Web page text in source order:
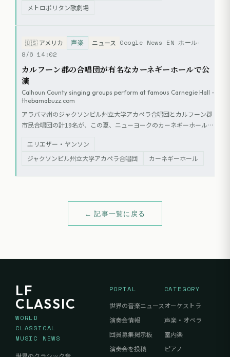
り、次回の出廷は9月2日に予定されている。
メトロポリタン歌劇場
🇺🇸 アメリカ 声楽 ニュース
Google News EN ホール
8/6 14:02
カルフーン郡の合唱団が有名なカーネギーホールで公
演
Calhoun County singing groups perform at famous Carnegie Hall -
thebamabuzz.com
アラバマ州のジャクソンビル州立大学アカペラ合唱団とカルフーン郡
市民合唱団の計19名が、この夏、ニューヨークのカーネギーホールで
として、ジャクソンビル州立大学のエリエザー・ヤンソン教授の指揮
のもと、ニュー・イングランド交響楽団と共演した。
エリエザー・ヤンソン
ジャクソンビル州立大学アカペラ合唱団
カーネギーホール
← 記事一覧に戻る
LF
CLASSIC
WORLD
CLASSICAL
MUSIC NEWS
PORTAL
世界の音楽ニュース
演奏会情報
団員募集掲示板
演奏会を投稿
CATEGORY
オーケストラ
声楽・オペラ
室内楽
ピアノ